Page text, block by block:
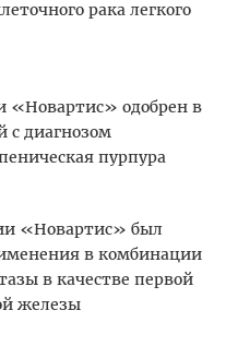
рака легкого
«Новартис» одобрен в
с диагнозом
пурпура
«Новартис» был
в комбинации
в качестве первой
железы